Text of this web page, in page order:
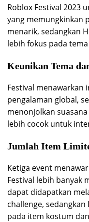
Roblox Festival 2023
yang memungkinkan
menarik, sedangkan
lebih fokus pada
Keunikan Tema
Festival menawarkan
pengalaman global,
menonjolkan
lebih cocok untuk
Jumlah Item
Ketiga event
Festival lebih banyak
dapat didapatkan
challenge,
pada item kostum